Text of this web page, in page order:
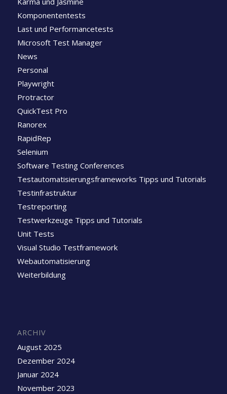
Komponententests
Last und Performancetests
Microsoft Test Manager
News
Personal
Playwright
Protractor
QuickTest Pro
Ranorex
RapidRep
Selenium
Software Testing Conferences
Testautomatisierungsframeworks Tipps und Tutorials
Testinfrastruktur
Testreporting
Testwerkzeuge Tipps und Tutorials
Unit Tests
Visual Studio Testframework
Webautomatisierung
Weiterbildung
ARCHIV
August 2025
Dezember 2024
Januar 2024
November 2023